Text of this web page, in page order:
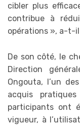
cibler plus
contribue à
opérations », a-t-
De son côté, le
Direction
Ongouta, l’un
acquis
participants ont
vigueur, à